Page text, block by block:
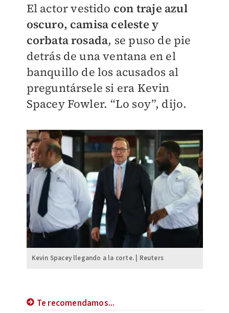
El actor vestido con traje azul
oscuro, camisa celeste y
corbata rosada, se puso de pie
detrás de una ventana en el
banquillo de los acusados al
preguntársele si era Kevin
Spacey Fowler. “Lo soy”, dijo.
Kevin Spacey llegando a la corte. | Reuters
Te recomendamos...